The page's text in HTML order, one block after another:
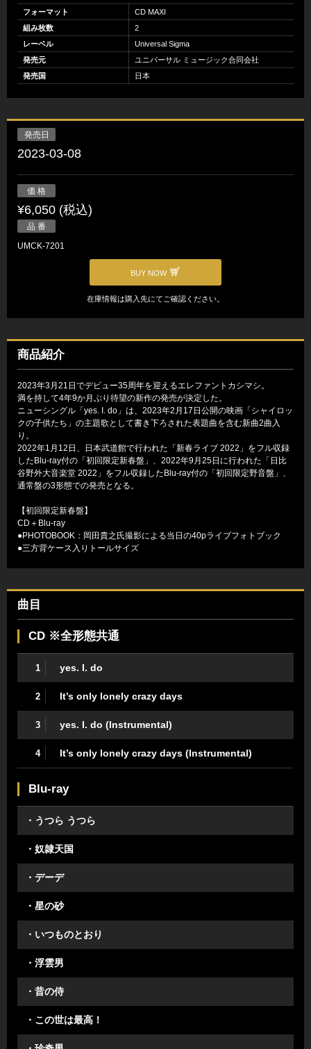
フォーマット
CD MAXI
組み枚数
2
レーベル
Universal Sigma
発売元
ユニバーサル ミュージック合同会社
発売国
日本
発売日
2023-03-08
価 格
¥6,050 (税込)
品 番
UMCK-7201
BUY NOW
在庫情報は購入先にてご確認ください。
商品紹介
2023年3月21日でデビュー35周年を迎えるエレファントカシマシ。
満を持して4年9か月ぶり待望の新作の発売が決定した。
ニューシングル「yes. I. do」は、2023年2月17日公開の映画「シャイロッ
クの子供たち」の主題歌として書き下ろされた表題曲を含む新曲2曲入
り。
2022年1月12日、日本武道館で行われた「新春ライブ 2022」をフル収録
したBlu-ray付の「初回限定新春盤」、2022年9月25日に行われた「日比
谷野外大音楽堂 2022」をフル収録したBlu-ray付の「初回限定野音盤」、
通常盤の3形態での発売となる。
【初回限定新春盤】
CD＋Blu-ray
●PHOTOBOOK：岡田貴之氏撮影による当日の40pライブフォトブック
●三方背ケース入りトールサイズ
曲目
CD ※全形態共通
1 yes. I. do
2 It’s only lonely crazy days
3 yes. I. do (Instrumental)
4 It’s only lonely crazy days (Instrumental)
Blu-ray
・うつら うつら
・奴隷天国
・デーデ
・星の砂
・いつものとおり
・浮雲男
・昔の侍
・この世は最高！